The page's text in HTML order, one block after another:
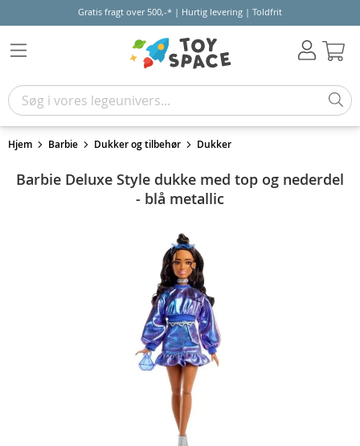
Gratis fragt over 500,-* | Hurtig levering | Toldfrit
Hjem Barbie Dukker og tilbehør Dukker
Barbie Deluxe Style dukke med top og nederdel
- blå metallic